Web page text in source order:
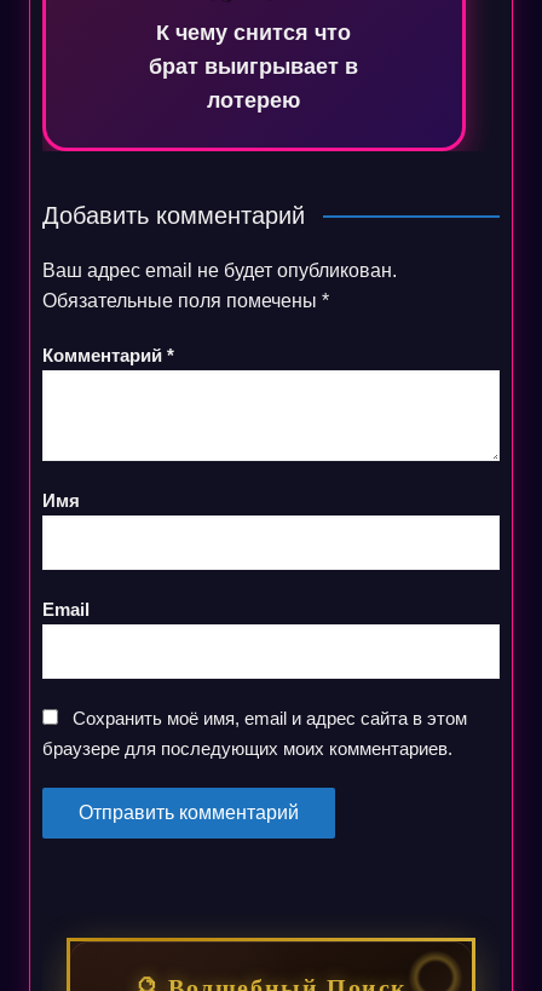
К чему снится что
брат выигрывает в
лотерею
Добавить комментарий
Ваш адрес email не будет опубликован.
Обязательные поля помечены *
Комментарий *
Имя
Email
Сохранить моё имя, email и адрес сайта в этом
браузере для последующих моих комментариев.